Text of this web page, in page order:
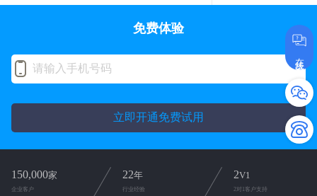
在线咨询
免费体验
立即开通免费试用
150,000家
企业客户
22年
行业经验
2V1
2对1客户支持